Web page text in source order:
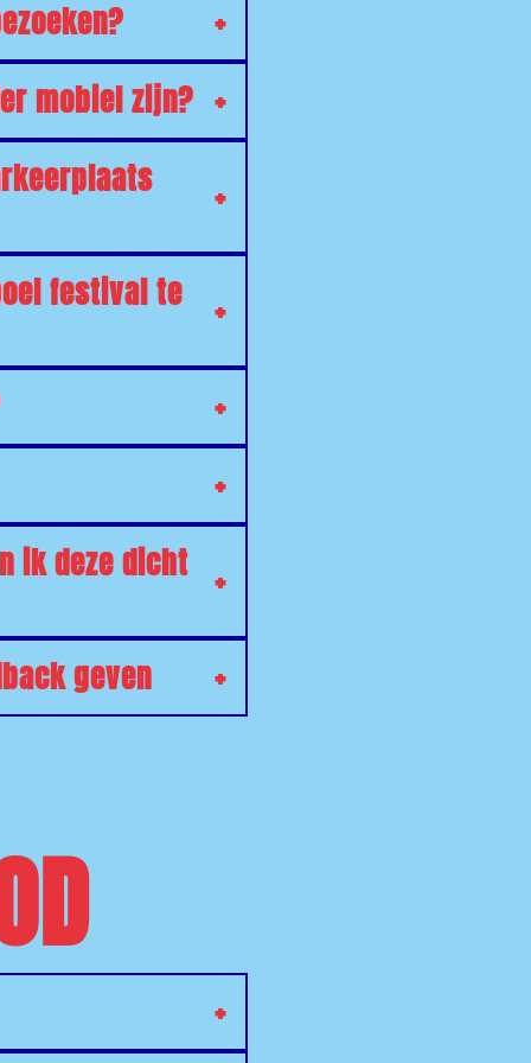
mobiel zijn?
festival te
ik deze dicht
geven